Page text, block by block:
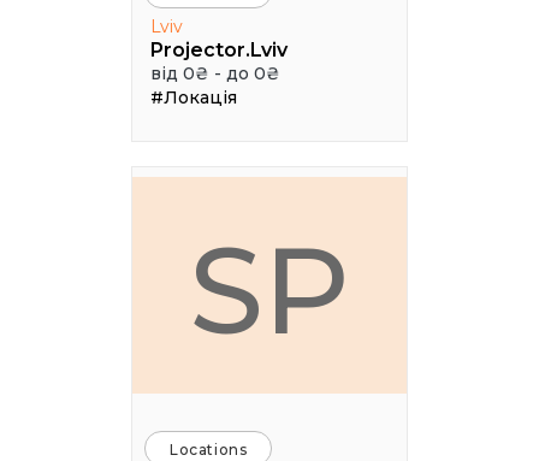
Lviv
Projector.Lviv
від 0₴ - до 0₴
#Локація
SP
Locations